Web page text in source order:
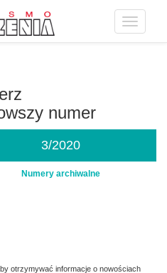
Toggle
numer
3/2020
Numery archiwalne
otrzymywać informacje o nowościach